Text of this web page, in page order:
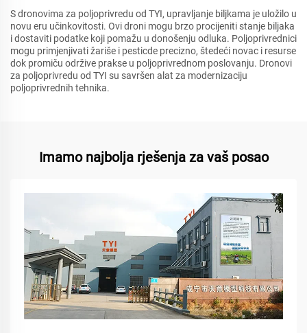
S dronovima za poljoprivredu od TYI, upravljanje biljkama je uložilo u
novu eru učinkovitosti. Ovi droni mogu brzo procijeniti stanje biljaka
i dostaviti podatke koji pomažu u donošenju odluka. Poljoprivrednici
mogu primjenjivati žariše i pesticde precizno, štedeći novac i resurse
dok promiču održive prakse u poljoprivrednom poslovanju. Dronovi
za poljoprivredu od TYI su savršen alat za modernizaciju
poljoprivrednih tehnika.
Imamo najbolja rješenja za vaš posao